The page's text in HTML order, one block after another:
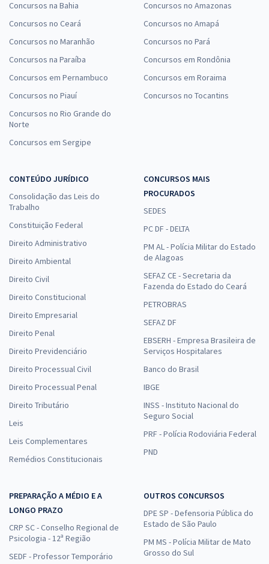
Concursos na Bahia
Concursos no Ceará
Concursos no Maranhão
Concursos na Paraíba
Concursos em Pernambuco
Concursos no Piauí
Concursos no Rio Grande do
Norte
Concursos em Sergipe
Concursos no Amazonas
Concursos no Amapá
Concursos no Pará
Concursos em Rondônia
Concursos em Roraima
Concursos no Tocantins
CONTEÚDO JURÍDICO
Consolidação das Leis do
Trabalho
Constituição Federal
Direito Administrativo
Direito Ambiental
Direito Civil
Direito Constitucional
Direito Empresarial
Direito Penal
Direito Previdenciário
Direito Processual Civil
Direito Processual Penal
Direito Tributário
Leis
Leis Complementares
Remédios Constitucionais
CONCURSOS MAIS
PROCURADOS
SEDES
PC DF - DELTA
PM AL - Polícia Militar do Estado
de Alagoas
SEFAZ CE - Secretaria da
Fazenda do Estado do Ceará
PETROBRAS
SEFAZ DF
EBSERH - Empresa Brasileira de
Serviços Hospitalares
Banco do Brasil
IBGE
INSS - Instituto Nacional do
Seguro Social
PRF - Polícia Rodoviária Federal
PND
PREPARAÇÃO A MÉDIO E A
LONGO PRAZO
CRP SC - Conselho Regional de
Psicologia - 12ª Região
SEDF - Professor Temporário
OUTROS CONCURSOS
DPE SP - Defensoria Pública do
Estado de São Paulo
PM MS - Polícia Militar de Mato
Grosso do Sul